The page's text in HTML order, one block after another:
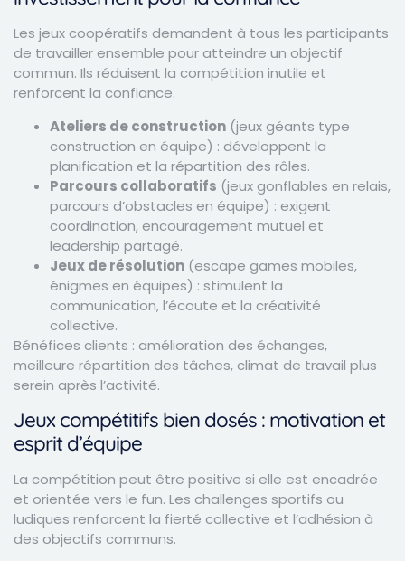
Les jeux coopératifs demandent à tous les participants
de travailler ensemble pour atteindre un objectif
commun. Ils réduisent la compétition inutile et
renforcent la confiance.
Ateliers de construction (jeux géants type
construction en équipe) : développent la
planification et la répartition des rôles.
Parcours collaboratifs (jeux gonflables en relais,
parcours d’obstacles en équipe) : exigent
coordination, encouragement mutuel et
leadership partagé.
Jeux de résolution (escape games mobiles,
énigmes en équipes) : stimulent la
communication, l’écoute et la créativité
collective.
Bénéfices clients : amélioration des échanges,
meilleure répartition des tâches, climat de travail plus
serein après l’activité.
Jeux compétitifs bien dosés : motivation et
esprit d’équipe
La compétition peut être positive si elle est encadrée
et orientée vers le fun. Les challenges sportifs ou
ludiques renforcent la fierté collective et l’adhésion à
des objectifs communs.